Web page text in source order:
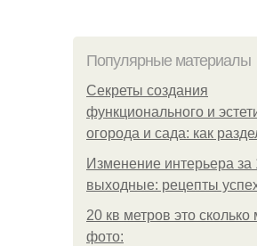
Популярные материалы
Секреты создания
функционального и
огорода и сада: как
Изменение интерьера за
выходные: рецепты
20 кв метров это
фото: